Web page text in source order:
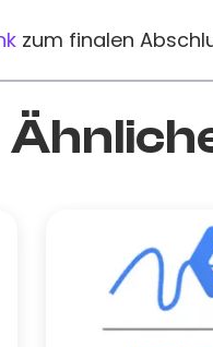
zum finalen